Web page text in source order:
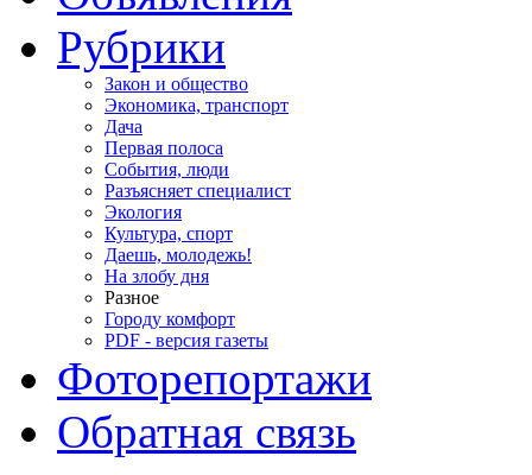
Рубрики
Закон и общество
Экономика, транспорт
Дача
Первая полоса
События, люди
Разъясняет специалист
Экология
Культура, спорт
Даешь, молодежь!
На злобу дня
Разное
Городу комфорт
PDF - версия газеты
Фоторепортажи
Обратная связь